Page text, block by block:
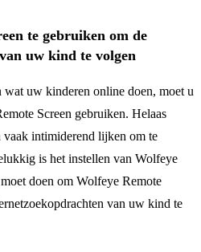
te gebruiken om de
uw kind te volgen
uw kinderen online doen, moet u
Screen gebruiken. Helaas
vaak intimiderend lijken om te
is het instellen van Wolfeye
doen om Wolfeye Remote
van uw kind te